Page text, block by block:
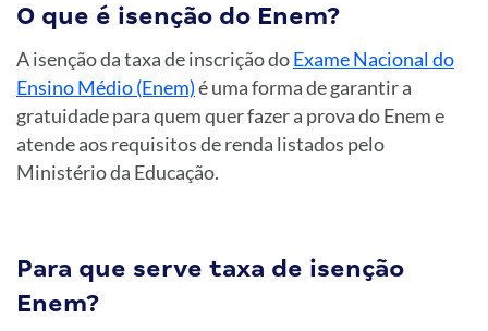
O que é isenção do Enem?
A isenção da taxa de inscrição doExame Nacional do
Ensino Médio (Enem)é uma forma de garantir a
gratuidade para quem quer fazer a prova do Enem e
atende aos requisitos de renda listados pelo
Ministério da Educação.
Para que serve taxa de isenção
Enem?